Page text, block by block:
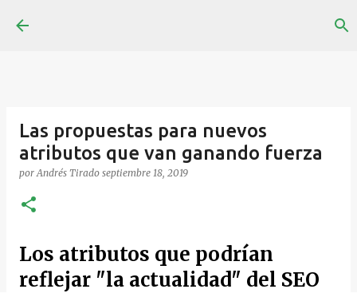
Las propuestas para nuevos
atributos que van ganando fuerza
porAndrés Tirado septiembre 18, 2019
Los atributos que podrían
reflejar "la actualidad" del SEO